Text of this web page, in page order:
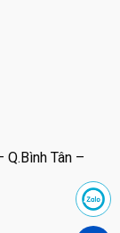
Tân –